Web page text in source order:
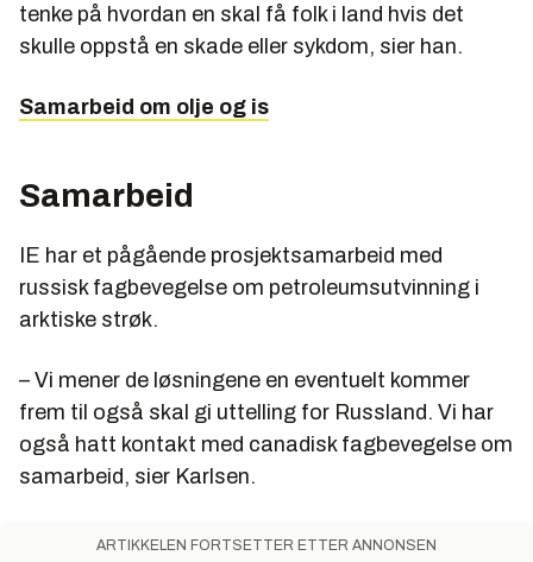
tenke på hvordan en skal få folk i land hvis det
skulle oppstå en skade eller sykdom, sier han.
Samarbeid om olje og is
Samarbeid
IE har et pågående prosjektsamarbeid med
russisk fagbevegelse om petroleumsutvinning i
arktiske strøk.
– Vi mener de løsningene en eventuelt kommer
frem til også skal gi uttelling for Russland. Vi har
også hatt kontakt med canadisk fagbevegelse om
samarbeid, sier Karlsen.
ARTIKKELEN FORTSETTER ETTER ANNONSEN